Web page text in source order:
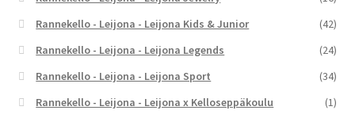
Rannekello - Leijona - Leijona Kids & Junior
(42)
Rannekello - Leijona - Leijona Legends
(24)
Rannekello - Leijona - Leijona Sport
(34)
Rannekello - Leijona - Leijona x Kelloseppäkoulu
(1)